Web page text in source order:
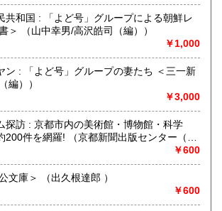
社会科学、国語国文、外国文学
共和国 : 「よど号」グループによる朝鮮レ
ポート ＜三一新書＞ （山中幸男/高沢皓司（編））
￥1,000
ン : 「よど号」グループの妻たち ＜三一新
（編））
￥3,000
探訪 : 京都市内の美術館・博物館・科学
京都新聞出版センター（編
￥600
むほん物語 ＜中公文庫＞ （出久根達郎 ）
￥600